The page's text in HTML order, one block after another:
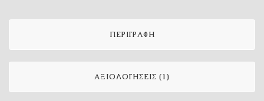
ΠΕΡΙΓΡΑΦΉ
ΑΞΙΟΛΟΓΉΣΕΙΣ (1)